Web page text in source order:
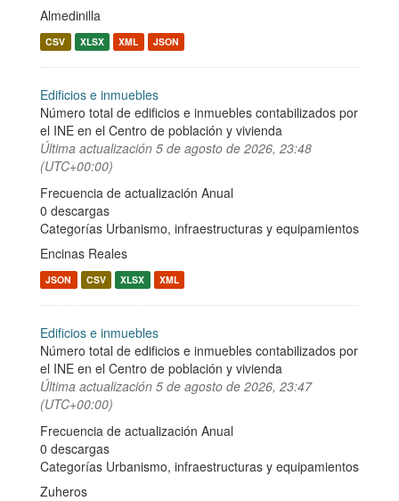
Almedinilla
CSV XLSX XML JSON
Edificios e inmuebles
Número total de edificios e inmuebles contabilizados por
el INE en el Centro de población y vivienda
Última actualización 5 de agosto de 2026, 23:48
(UTC+00:00)
Frecuencia de actualización Anual
0 descargas
Categorías Urbanismo, infraestructuras y equipamientos
Encinas Reales
JSON CSV XLSX XML
Edificios e inmuebles
Número total de edificios e inmuebles contabilizados por
el INE en el Centro de población y vivienda
Última actualización 5 de agosto de 2026, 23:47
(UTC+00:00)
Frecuencia de actualización Anual
0 descargas
Categorías Urbanismo, infraestructuras y equipamientos
Zuheros